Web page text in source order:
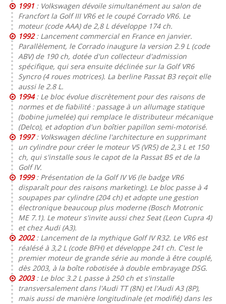
1991 : Volkswagen dévoile simultanément au salon de
Francfort la Golf III VR6 et le coupé Corrado VR6. Le
moteur (code AAA) de 2,8 L développe 174 ch.
1992: Lancement commercial en France en janvier.
Parallèlement, le Corrado inaugure la version 2.9 L (code
ABV) de 190 ch, dotée d'un collecteur d'admission
spécifique, qui sera ensuite déclinée sur la Golf VR6
Syncro (4 roues motrices). La berline Passat B3 reçoit elle
aussi le 2.8 L.
1994: Le bloc évolue discrètement pour des raisons de
normes et de fiabilité : passage à un allumage statique
(bobine jumelée) qui remplace le distributeur mécanique
(Delco), et adoption d'un boîtier papillon semi-motorisé.
1997: Volkswagen décline l'architecture en supprimant
un cylindre pour créer le moteur V5 (VR5) de 2,3 L et 150
ch, qui s'installe sous le capot de la Passat B5 et de la
Golf IV.
1999: Présentation de la Golf IV V6 (le badge VR6
disparaît pour des raisons marketing). Le bloc passe à 4
soupapes par cylindre (204 ch) et adopte une gestion
électronique beaucoup plus moderne (Bosch Motronic
ME 7.1). Le moteur s'invite aussi chez Seat (Leon Cupra 4)
et chez Audi (A3).
2002: Lancement de la mythique Golf IV R32. Le VR6 est
réalésé à 3,2 L (code BFH) et développe 241 ch. C'est le
premier moteur de grande série au monde à être couplé,
dès 2003, à la boîte robotisée à double embrayage DSG.
2003: Le bloc 3.2 L passe à 250 ch et s'installe
transversalement dans l'Audi TT (8N) et l'Audi A3 (8P),
mais aussi de manière longitudinale (et modifié) dans les